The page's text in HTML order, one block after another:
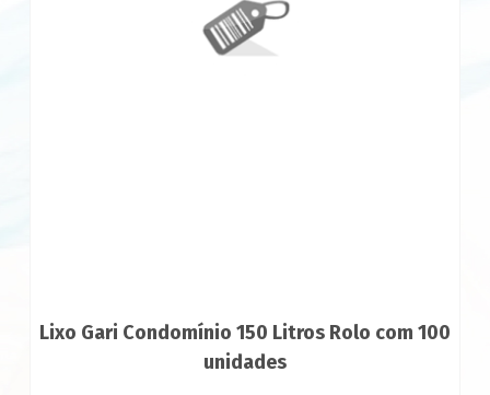
Lixo Gari Condomínio 150 Litros Rolo com 100
unidades